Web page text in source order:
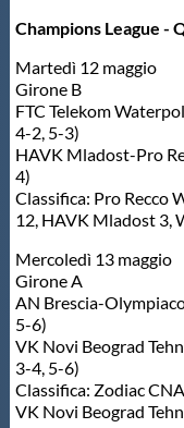
Qualità
Sostenibilità
Privacy
Cookie Policy
Archivio News
Flash News
Champions League -
Martedì 12 maggio
Girone B
FTC Telekom
4-2, 5-3)
HAVK Mladost-Pro
4)
Classifica: Pro Recco
12, HAVK Mladost 3,
Mercoledì 13 maggio
Girone A
AN Brescia-
5-6)
VK Novi Beograd
3-4, 5-6)
Classifica: Zodiac
VK Novi Beograd